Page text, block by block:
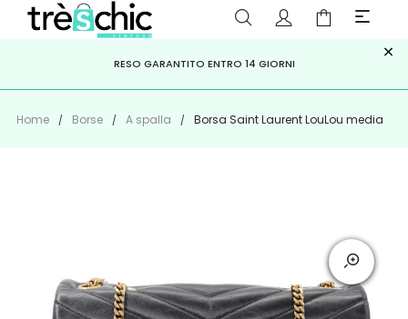
PAGA A RATE CONKLARNA,HEYLIGHT, APPAGO
ISCRIVITI ALLA NEWSLETTER PER NON PERDERE SCONTI E
OFFERTE IMPERDIBILI!
RESO GARANTITO ENTRO 14 GIORNI ×
Home Borse A spalla Borsa Saint Laurent LouLou media